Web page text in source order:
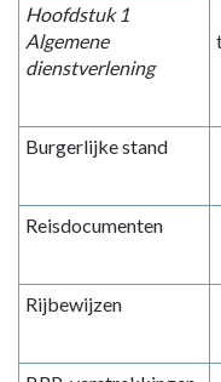
Hoofdstuk 1
Algemene
dienstverlening
Burgerlijke stand
Reisdocumenten
Rijbewijzen